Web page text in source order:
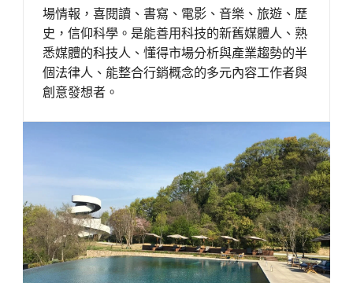
場情報，喜閱讀、書寫、電影、音樂、旅遊、歷
史，信仰科學。是能善用科技的新舊媒體人、熟
悉媒體的科技人、懂得市場分析與產業趨勢的半
個法律人、能整合行銷概念的多元內容工作者與
創意發想者。